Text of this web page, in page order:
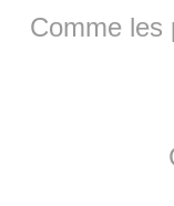
Comme les